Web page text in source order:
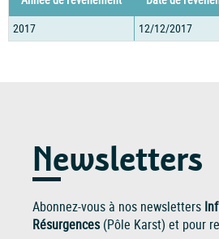
2017
12/12/2017
Newsletters
Abonnez-vous à nos newsletters
Résurgences(Pôle Karst) et pour